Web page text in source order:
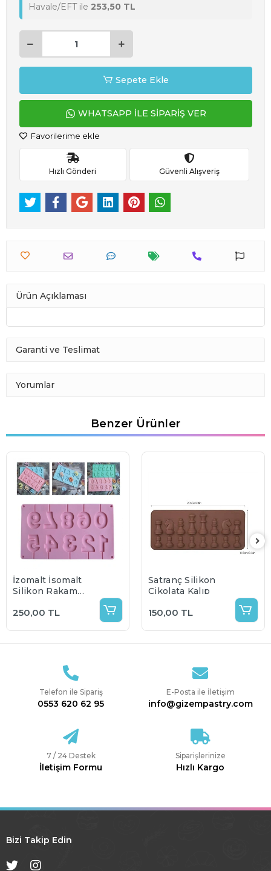
Havale/EFT ile 253,50 TL
Sepete Ekle
WHATSAPP İLE SİPARİŞ VER
Favorilerime ekle
Hızlı Gönderi Güvenli Alışveriş
Ürün Açıklaması
Garanti ve Teslimat
Yorumlar
Benzer Ürünler
İzomalt İsomalt
Silikon Rakam
250,00 TL
Satranç Silikon
Çikolata Kalıp
150,00 TL
Telefon ile Sipariş
0553 620 62 95
E-Posta ile İletişim
info@gizempastry.com
7 / 24 Destek
İletişim Formu
Siparişlerinize
Hızlı Kargo
Bizi Takip Edin